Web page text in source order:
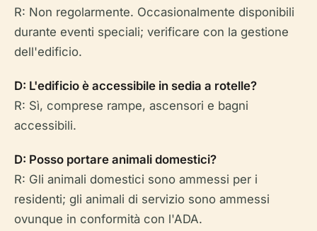
R: Non regolarmente. Occasionalmente disponibili
durante eventi speciali; verificare con la gestione
dell'edificio.
D: L'edificio è accessibile in sedia a rotelle?
R: Sì, comprese rampe, ascensori e bagni
accessibili.
D: Posso portare animali domestici?
R: Gli animali domestici sono ammessi per i
residenti; gli animali di servizio sono ammessi
ovunque in conformità con l'ADA.